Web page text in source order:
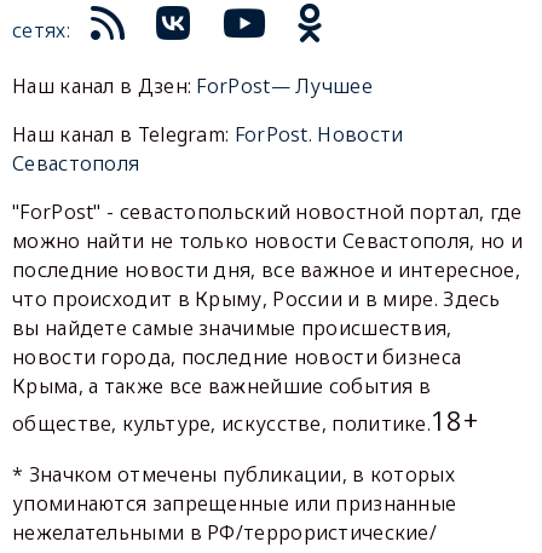
сетях:
Наш канал в Дзен: ForPost— Лучшее
Наш канал в Telegram: ForPost. Новости
Севастополя
"ForPost" - севастопольский новостной портал, где
можно найти не только новости Севастополя, но и
последние новости дня, все важное и интересное,
что происходит в Крыму, России и в мире. Здесь
вы найдете самые значимые происшествия,
новости города, последние новости бизнеса
Крыма, а также все важнейшие события в
обществе, культуре, искусстве, политике.18+
* Значком отмечены публикации, в которых
упоминаются запрещенные или признанные
нежелательными в РФ/террористические/